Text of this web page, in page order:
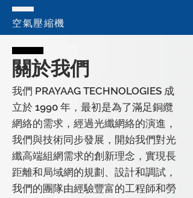
空氣壓縮機
關於我們
我們 PRAYAAG TECHNOLOGIES 成
立於 1990 年，最初是為了滿足銅纜
網絡的需求，經過光纖網絡的演進，
我們與技術同步發展，開始我們對光
纖高端組網需求的創新理念，實現長
距離和局域網的規劃、設計和調試，
我們的團隊由經驗豐富的工程師和勞